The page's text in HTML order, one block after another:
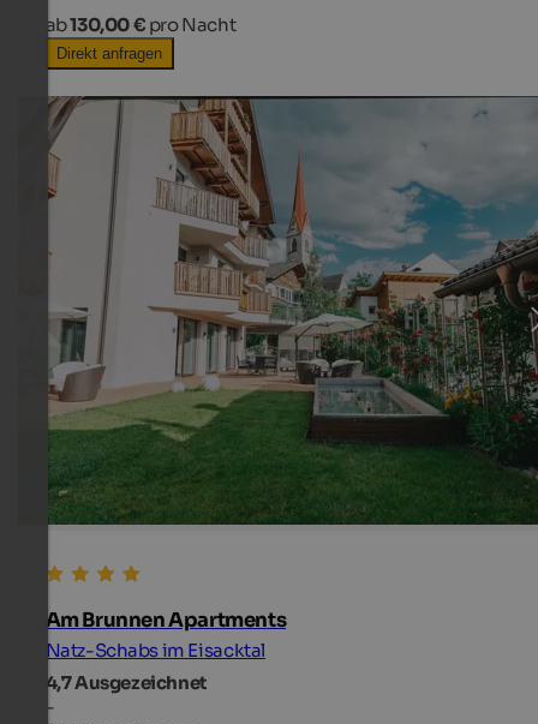
ab130,00 € pro Nacht
Direkt anfragen
Am Brunnen Apartments
Natz-Schabs im Eisacktal
4,7Ausgezeichnet
-